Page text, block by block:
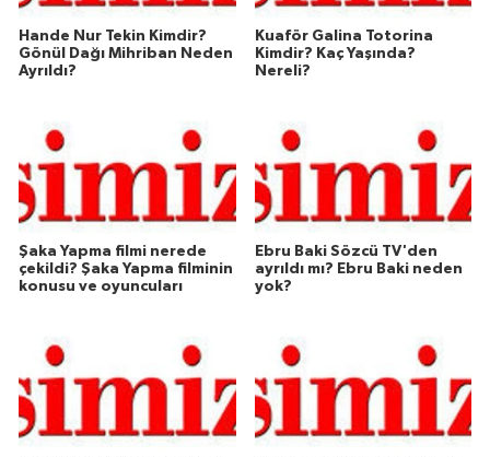
Hande Nur Tekin Kimdir?
Gönül Dağı Mihriban Neden
Ayrıldı?
Kuaför Galina Totorina
Kimdir? Kaç Yaşında?
Nereli?
Şaka Yapma filmi nerede
çekildi? Şaka Yapma filminin
konusu ve oyuncuları
Ebru Baki Sözcü TV'den
ayrıldı mı? Ebru Baki neden
yok?